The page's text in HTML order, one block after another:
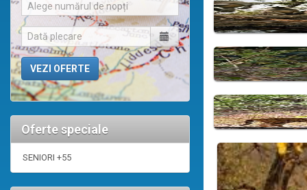
Alege numărul de nopți
Oferte speciale
SENIORI +55